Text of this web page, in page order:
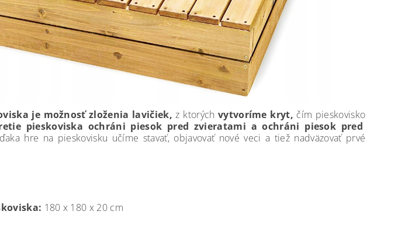
je možnosť zloženia lavičiek,z ktorých vytvoríme kryt, čím pieskovisko
pieskoviska ochráni piesok pred zvieratami a ochráni piesok pred
hre na pieskovisku učíme stavať, objavovať nové veci a tiež nadväzovať prvé
180 x 180 x 20 cm